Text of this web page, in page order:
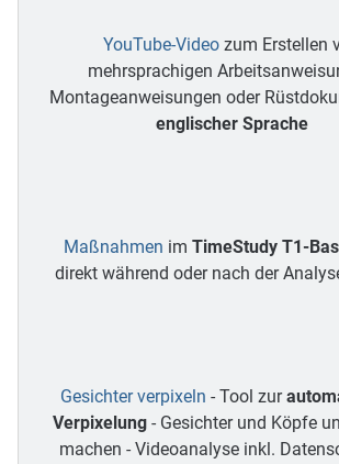
YouTube-Video zum Erstellen
mehrsprachigen
Montageanweisungen oder
englischer Sprache
Maßnahmen im TimeStudy T1-
direkt während oder nach der
Gesichter verpixeln - Tool zur
Verpixelung - Gesichter und Köpfe
machen - Videoanalyse inkl.